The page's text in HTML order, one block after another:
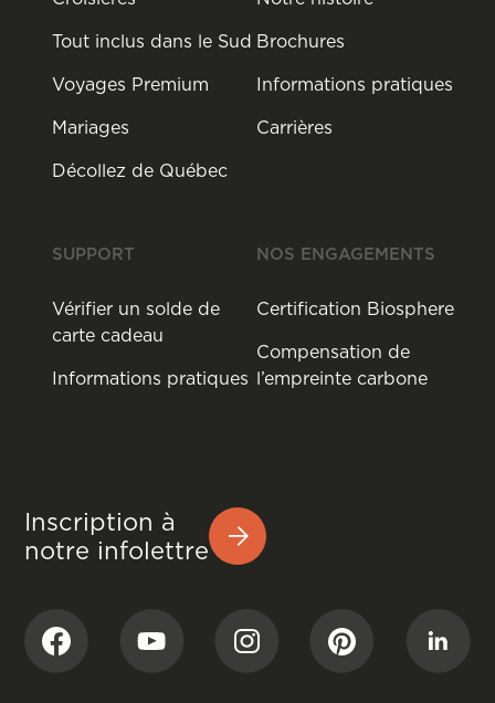
Tout inclus dans le Sud
Voyages Premium
Mariages
Décollez de Québec
Brochures
Informations pratiques
Carrières
SUPPORT
Vérifier un solde de
carte cadeau
Informations pratiques
NOS ENGAGEMENTS
Certification Biosphere
Compensation de
l’empreinte carbone
Inscription à
notre infolettre